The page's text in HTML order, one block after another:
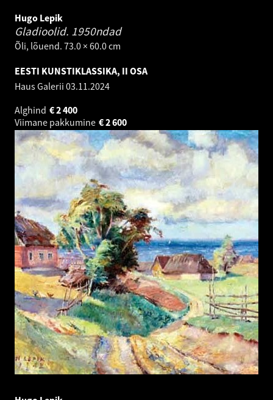
Hugo Lepik
Gladioolid. 1950ndad
Õli, lõuend. 73.0 × 60.0 cm
EESTI KUNSTIKLASSIKA, II OSA
Haus Galerii 03.11.2024
Alghind
2 400
€
Viimane pakkumine
2 600
€